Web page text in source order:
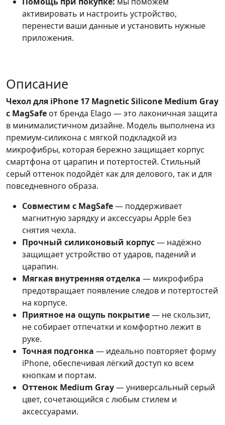
активировать и настроить устройство,
перенести ваши данные и установить нужные
приложения.
Описание
Чехол для iPhone 17 Magnetic Silicone Medium Gray
с MagSafe от бренда Elago — это лаконичная защита
в минималистичном дизайне. Модель выполнена из
премиум-силикона с мягкой подкладкой из
микрофибры, которая бережно защищает корпус
смартфона от царапин и потертостей. Стильный
серый оттенок подойдёт как для делового, так и для
повседневного образа.
Совместим с MagSafe— поддерживает
магнитную зарядку и аксессуары Apple без
снятия чехла.
Прочный силиконовый корпус— надёжно
защищает устройство от ударов, падений и
царапин.
Мягкая внутренняя отделка — микрофибра
предотвращает появление следов и потертостей
на корпусе.
Приятное на ощупь покрытие— не скользит,
не собирает отпечатки и комфортно лежит в
руке.
Точная подгонка — идеально повторяет форму
iPhone, обеспечивая лёгкий доступ ко всем
кнопкам и портам.
Оттенок Medium Gray— универсальный серый
цвет, сочетающийся с любым стилем и
аксессуарами.